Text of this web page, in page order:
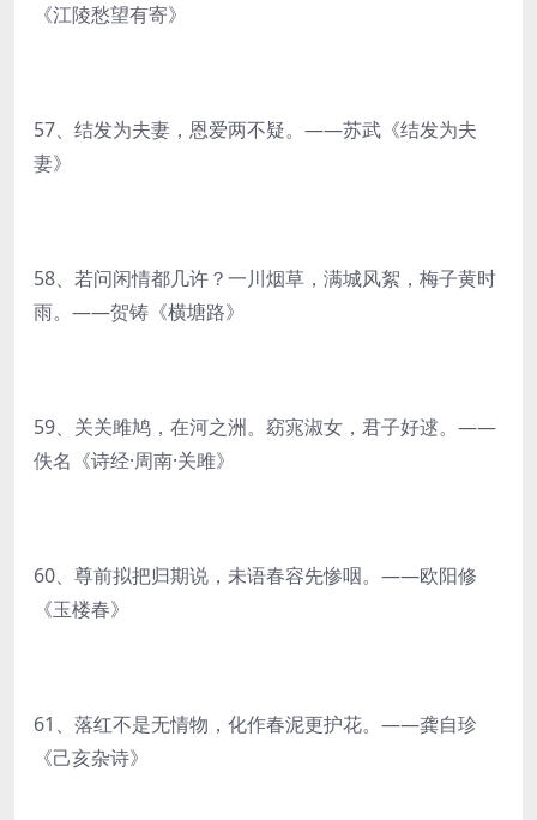
《江陵愁望有寄》
57、结发为夫妻，恩爱两不疑。——苏武《结发为夫
妻》
58、若问闲情都几许？一川烟草，满城风絮，梅子黄时
雨。——贺铸《横塘路》
59、关关雎鸠，在河之洲。窈宨淑女，君子好逑。——
佚名《诗经·周南·关雎》
60、尊前拟把归期说，未语春容先惨咽。——欧阳修
《玉楼春》
61、落红不是无情物，化作春泥更护花。——龚自珍
《己亥杂诗》